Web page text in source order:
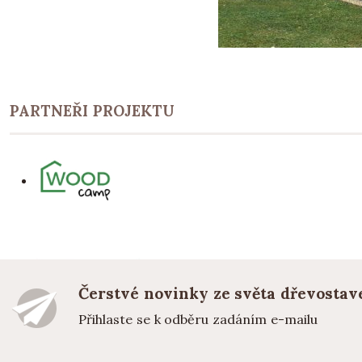
PARTNEŘI PROJEKTU
Čerstvé novinky ze světa
Přihlaste se k odběru zadáním e-mailu